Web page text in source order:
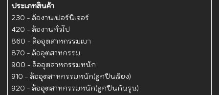
ประเภทสินค้า
230 - ล้องานเฟอร์นิเจอร์
420 - ล้องานทั่วไป
860 - ล้ออุตสาหกรรมเบา
870 - ล้ออุตสาหกรรม
900 - ล้ออุตสาหกรรมหนัก
910 - ล้ออุตสาหกรรมหนัก(ลูกปืนเรียง)
920 - ล้ออุตสาหกรรมหนัก(ลูกปืนกันรุน)